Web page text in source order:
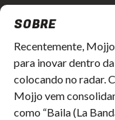
SOBRE
Recentemente,
para inovar dentro
colocando no radar.
Mojjo vem
como “Baila (La